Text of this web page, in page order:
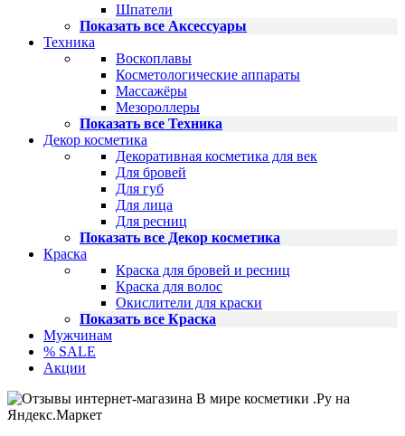
Шпатели
Показать все Аксессуары
Техника
Воскоплавы
Косметологические аппараты
Массажёры
Мезороллеры
Показать все Техника
Декор косметика
Декоративная косметика для век
Для бровей
Для губ
Для лица
Для ресниц
Показать все Декор косметика
Краска
Краска для бровей и ресниц
Краска для волос
Окислители для краски
Показать все Краска
Мужчинам
% SALE
Акции